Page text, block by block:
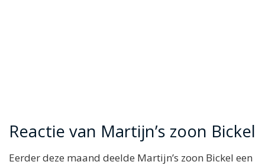
Reactie van Martijn’s zoon Bickel
Eerder deze maand deelde Martijn’s zoon Bickel een